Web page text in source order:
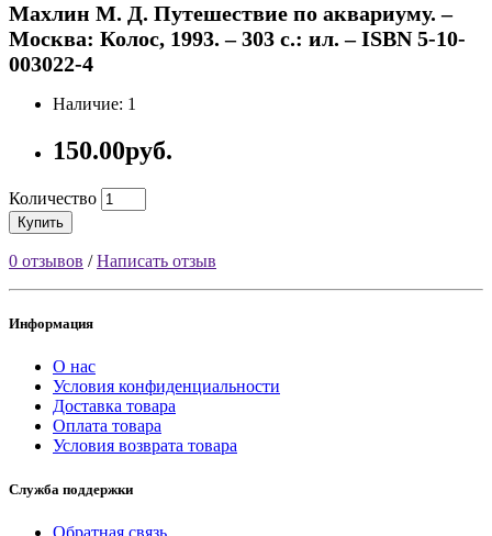
Махлин М. Д. Путешествие по аквариуму. –
Москва: Колос, 1993. – 303 с.: ил. – ISBN 5-10-
003022-4
Наличие: 1
150.00руб.
Количество
Купить
0 отзывов /Написать отзыв
Информация
О нас
Условия конфиденциальности
Доставка товара
Оплата товара
Условия возврата товара
Служба поддержки
Обратная связь